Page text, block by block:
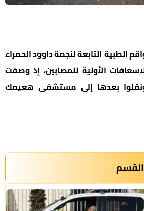
التابعة لنجمة داوود الحمراء
الأولية للمصابين، إذ وصفت
ونقلوا بعدها إلى مستشفى هعيمك